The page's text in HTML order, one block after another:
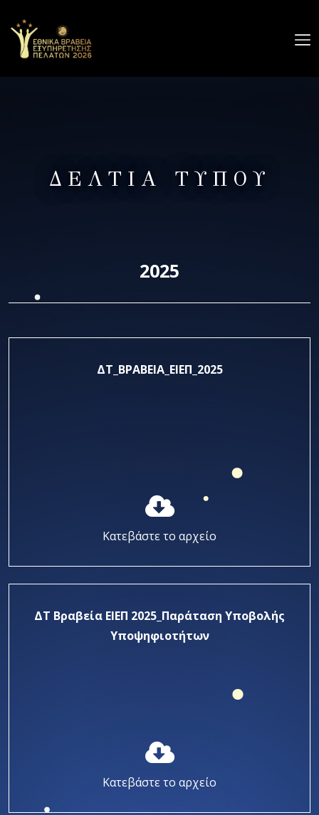
ΔΙΑΓΩΝΙΣΜΟΣ
ΔΕΛΤΙΑ ΤΥΠΟΥ
2025
ΔΤ_ΒΡΑΒΕΙΑ_ΕΙΕΠ_2025
Κατεβάστε το αρχείο
ΔΤ Βραβεία ΕΙΕΠ 2025_Παράταση Υποβολής
Υποψηφιοτήτων
Κατεβάστε το αρχείο